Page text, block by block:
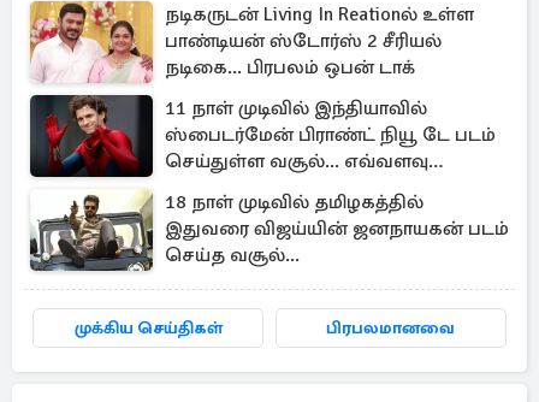
நடிகருடன் Living In Reationல் உள்ள
பாண்டியன் ஸ்டோர்ஸ் 2 சீரியல்
நடிகை... பிரபலம் ஒபன் டாக்
11 நாள் முடிவில் இந்தியாவில்
ஸ்பைடர்மேன் பிராண்ட் நியூ டே படம்
செய்துள்ள வசூல்... எவ்வளவு
18 நாள் முடிவில் தமிழகத்தில்
இதுவரை விஜய்யின் ஜனநாயகன் படம்
செய்த வசூல்...
முக்கிய செய்திகள் பிரபலமானவை